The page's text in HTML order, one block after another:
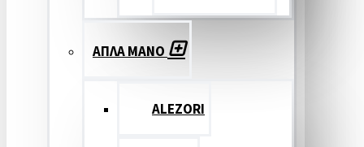
ΑΠΛΑ ΜΑΝΟ
ALEZORI